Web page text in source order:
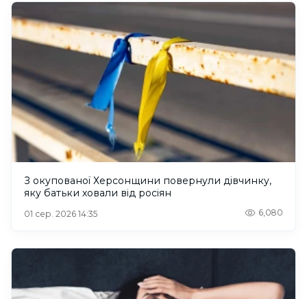
З окупованої Херсонщини повернули дівчинку,
яку батьки ховали від росіян
01 сер. 2026 14:35 6,080